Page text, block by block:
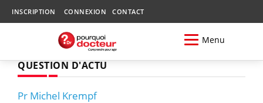
INSCRIPTION CONNEXION CONTACT
Menu
QUESTION D'ACTU
Pr Michel Krempf